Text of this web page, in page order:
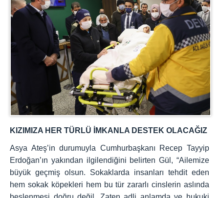
KIZIMIZA HER TÜRLÜ İMKANLA DESTEK OLACAĞIZ
Asya Ateş’in durumuyla Cumhurbaşkanı Recep Tayyip
Erdoğan’ın yakından ilgilendiğini belirten Gül, “Ailemize
büyük geçmiş olsun. Sokaklarda insanları tehdit eden
hem sokak köpekleri hem bu tür zararlı cinslerin aslında